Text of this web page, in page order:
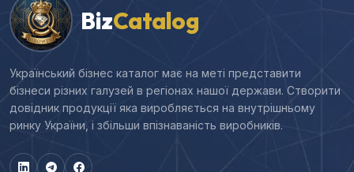
BizCatalog
Український бізнес каталог має на меті представити
бізнеси різних галузей в регіонах нашої держави. Створити
довідник продукції яка виробляється на внутрішньому
ринку України, і збільши впізнаваність виробників.